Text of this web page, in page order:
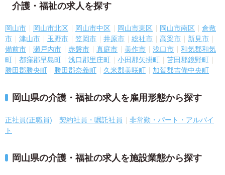
介護・福祉の求人を探す
岡山市 岡山市北区 岡山市中区 岡山市東区 岡山市南区
倉敷
市
津山市 玉野市 笠岡市 井原市 総社市 高梁市
新見市
備前市
瀬戸内市 赤磐市 真庭市 美作市 浅口市
和気郡和気
町
都窪郡早島町 浅口郡里庄町 小田郡矢掛町
苫田郡鏡野町
勝田郡勝央町
勝田郡奈義町 久米郡美咲町 加賀郡吉備中央町
岡山県の介護・福祉の求人を雇用形態から探す
正社員(正職員) 契約社員・嘱託社員
非常勤・パート・アルバイ
ト
岡山県の介護・福祉の求人を施設業態から探す